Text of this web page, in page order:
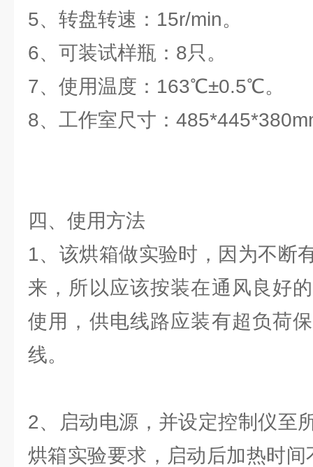
5、转盘转速：15r/min。
6、可装试样瓶：8只。
7、使用温度：163℃±0.5℃。
8、工作室尺寸：
四、使用方法
1、该烘箱做实验时，因为不断
来，所以应该按装在通风良好
使用，供电线路应装有超负荷
线。
2、启动电源，并设定控制仪至
烘箱实验要求，启动后加热时